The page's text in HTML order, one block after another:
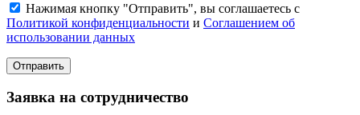
Нажимая кнопку "Отправить", вы соглашаетесь с
Политикой конфиденциальности и Соглашением об
использовании данных
Отправить
Заявка на сотрудничество